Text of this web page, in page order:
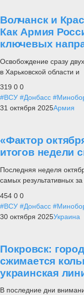
Волчанск и
Как Армия
ключевых
Освобождение сразу
в Харьковской области и
319 0 0
#ВСУ #Донбасс
31 октября 2025Армия
«Фактор
итогов недели
Последняя неделя
самых результативных
454 0 0
#ВСУ #Донбасс
30 октября 2025Украина
Покровск:
сжимается
украинская
В последние дни